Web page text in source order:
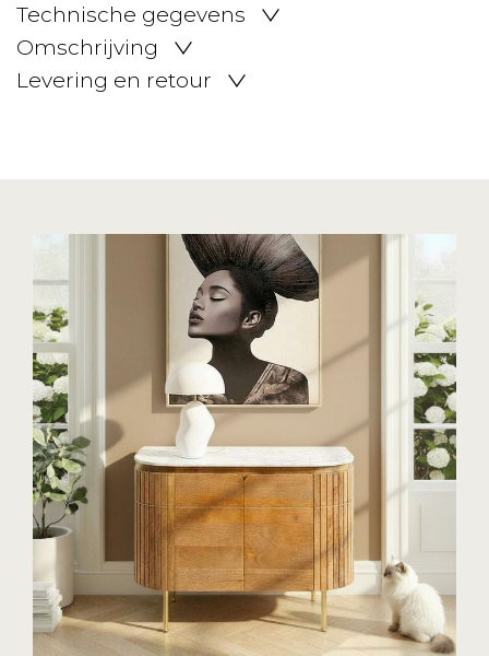
Technische gegevens
Omschrijving
Levering en retour